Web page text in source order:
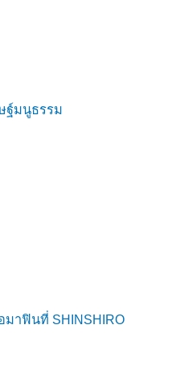
ฐ์มนูธรรม
าฟินที่ SHINSHIRO